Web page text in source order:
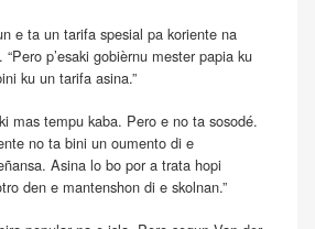
e ta un tarifa spesial pa koriente na
p’esaki gobièrnu mester papia ku
ku un tarifa asina.”
mas tempu kaba. Pero e no ta sosodé.
no ta bini un oumento di e
Asina lo bo por a trata hopi
den e mantenshon di e skolnan.”